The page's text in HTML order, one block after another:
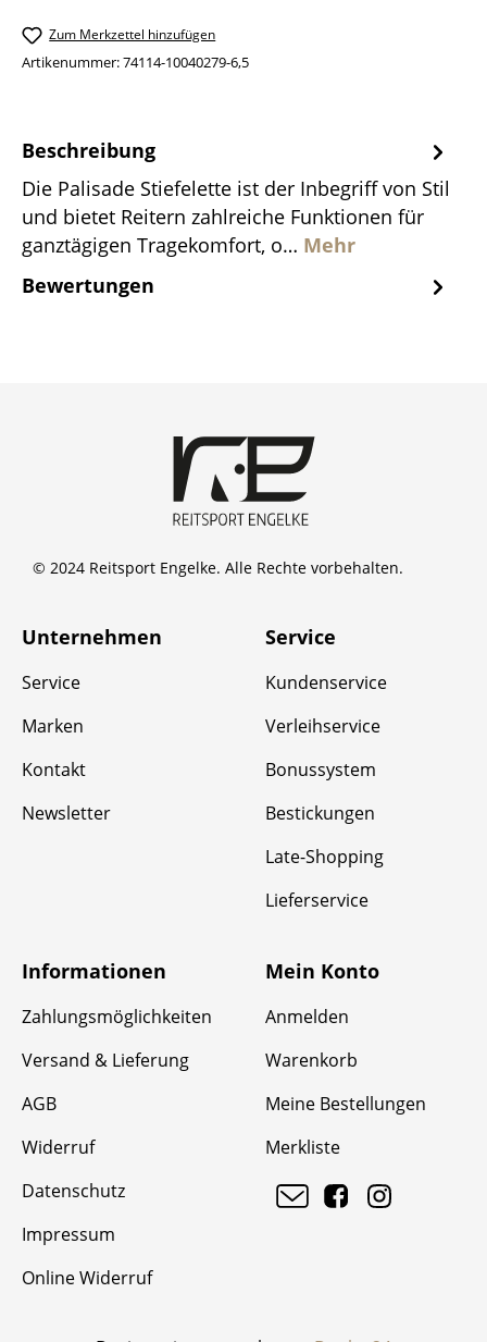
Zum Merkzettel hinzufügen
Artikenummer:74114-10040279-6,5
Beschreibung
Die Palisade Stiefelette ist der Inbegriff von Stil
und bietet Reitern zahlreiche Funktionen für
ganztägigen Tragekomfort, o… Mehr
Bewertungen
© 2024 Reitsport Engelke. Alle Rechte vorbehalten.
Unternehmen
Service
Marken
Kontakt
Newsletter
Service
Kundenservice
Verleihservice
Bonussystem
Bestickungen
Late-Shopping
Lieferservice
Informationen
Zahlungsmöglichkeiten
Versand & Lieferung
AGB
Widerruf
Datenschutz
Impressum
Online Widerruf
Mein Konto
Anmelden
Warenkorb
Meine Bestellungen
Merkliste